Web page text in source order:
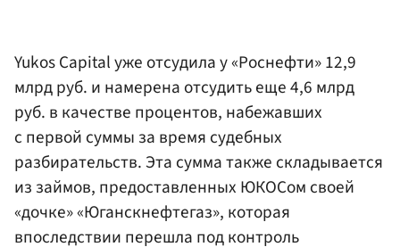
Yukos Capital уже отсудила у «Роснефти» 12,9
млрд руб. и намерена отсудить еще 4,6 млрд
руб. в качестве процентов, набежавших
с первой суммы за время судебных
разбирательств. Эта сумма также складывается
из займов, предоставленных ЮКОСом своей
«дочке» «Юганскнефтегаз», которая
впоследствии перешла под контроль